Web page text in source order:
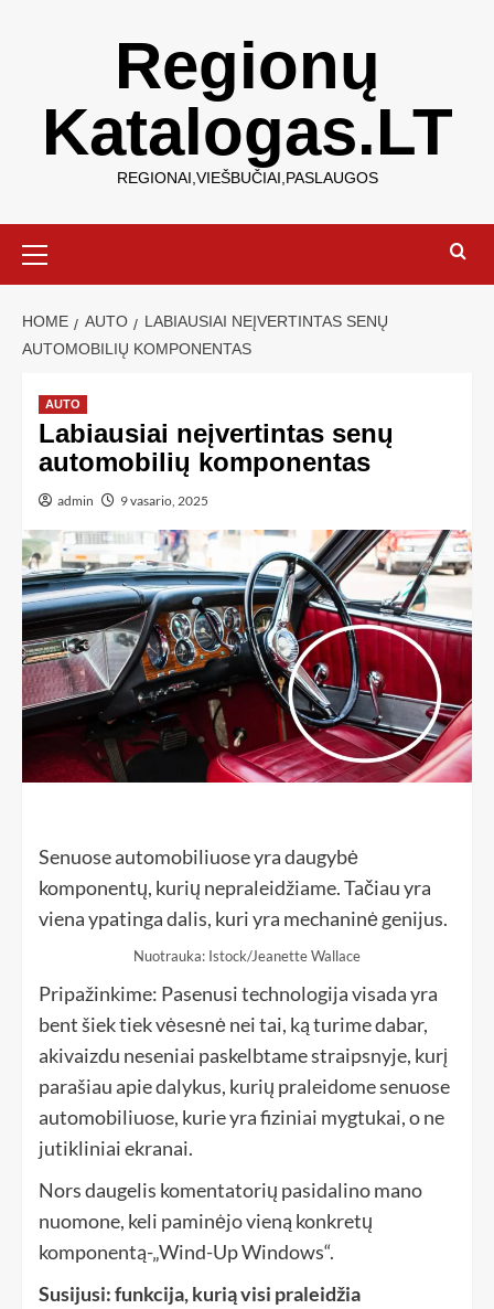
Regionų
Katalogas.LT
REGIONAI,VIEŠBUČIAI,PASLAUGOS
HOME AUTO
LABIAUSIAI NEĮVERTINTAS SENŲ
AUTOMOBILIŲ KOMPONENTAS
AUTO
Labiausiai neįvertintas senų
automobilių komponentas
admin 9 vasario, 2025
Senuose automobiliuose yra daugybė
komponentų, kurių nepraleidžiame. Tačiau yra
viena ypatinga dalis, kuri yra mechaninė genijus.
Nuotrauka: Istock/Jeanette Wallace
Pripažinkime: Pasenusi technologija visada yra
bent šiek tiek vėsesnė nei tai, ką turime dabar,
akivaizdu neseniai paskelbtame straipsnyje, kurį
parašiau apie dalykus, kurių praleidome senuose
automobiliuose, kurie yra fiziniai mygtukai, o ne
jutikliniai ekranai.
Nors daugelis komentatorių pasidalino mano
nuomone, keli paminėjo vieną konkretų
komponentą-„Wind-Up Windows“.
Susijusi: funkcija, kurią visi praleidžia